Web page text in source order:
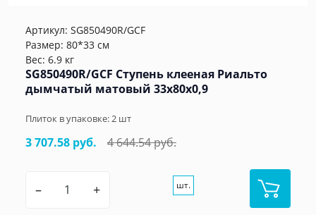
Артикул: SG850490R/GCF
Размер: 80*33 см
Вес: 6.9 кг
SG850490R/GCF Ступень клееная Риальто
дымчатый матовый 33x80x0,9
Плиток в упаковке:2 шт
3 707.58 руб. 4 644.54 руб.
– + шт.